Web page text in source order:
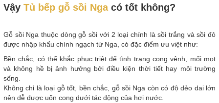
Vậy Tủ bếp gỗ sồi Ngacó tốt không?
Gỗ sồi Nga thuộc dòng gỗ sồi với 2 loại chính là sồi trắng và sồi đỏ
được nhập khẩu chính ngạch từ Nga, có đặc điểm ưu việt như:
Bền chắc, có thể khắc phục triệt để tình trạng cong vênh, mối mọt
và không hề bị ảnh hưởng bởi điều kiện thời tiết hay môi trường
sống.
Không chỉ là loại gỗ tốt, bền chắc, gỗ sồi Nga còn có độ dẻo dai lớn
nên dễ được uốn cong dưới tác động của hơi nước.